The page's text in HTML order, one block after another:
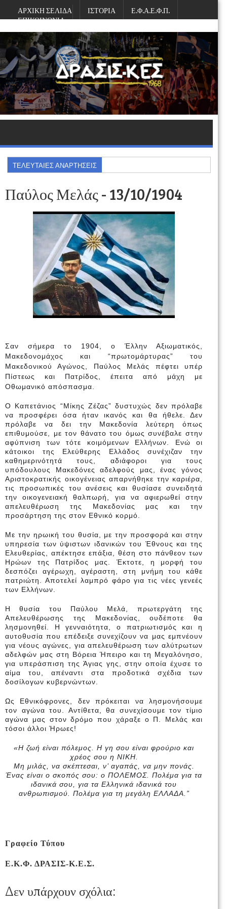
ΑΡΧΙΚΗ ΣΕΛΙΔΑ ΙΣΤΟΡΙΑ
Ε.Φ.Α.Ε.Φ.Π.
ΕΠΙΚΟΙΝΩΝΙΑ
Σάββατο, Αυγούστου 08, 2026
ΤΕΛΕΥΤΑΙΕΣ ΑΝΑΡΤΗΣΕΙΣ
Παύλος Μελάς - 13/10/1904
Σαν σήμερα το 1904, ο Έλλην Αξιωματικός,
Μακεδονομάχος και “πρωτομάρτυρας” του
Μακεδονικού Αγώνος, Παύλος Μελάς πέφτει υπέρ
Πίστεως και Πατρίδος, έπειτα από μάχη με
Οθωμανικό απόσπασμα.
Ο Καπετάνιος “Μίκης Ζέζας” δυστυχώς δεν πρόλαβε
να προσφέρει όσα ήταν ικανός και θα ήθελε. Δεν
πρόλαβε να δει την Μακεδονία λεύτερη όπως
επιθυμούσε, με τον θάνατο του όμως συνέβαλε στην
αφύπνιση των τότε κοιμόμενων Ελλήνων. Ενώ οι
κάτοικοι της Ελεύθερης Ελλάδος συνέχιζαν την
καθημερινότητά τους, αδιάφοροι για τους
υπόδουλους Μακεδόνες αδελφούς μας, ένας γόνος
Αριστοκρατικής οικογένειας απαρνήθηκε την καριέρα,
τις προσωπικές του ανέσεις και θυσίασε συνειδητά
την οικογενειακή θαλπωρή, για να αφιερωθεί στην
απελευθέρωση της Μακεδονίας μας και την
προσάρτηση της στον Εθνικό κορμό.
Με την ηρωική του θυσία, με την προσφορά και στην
υπηρεσία των ύψιστων ιδανικών του Έθνους και της
Ελευθερίας, απέκτησε επάξια, θέση στο πάνθεον των
Ηρώων της Πατρίδος μας. Έκτοτε, η μορφή του
δεσπόζει αγέρωχη, αγέραστη, στη μνήμη του κάθε
πατριώτη. Αποτελεί λαμπρό φάρο για τις νέες γενεές
των Ελλήνων.
Η θυσία του Παύλου Μελά, πρωτεργάτη της
Απελευθέρωσης της Μακεδονίας, ουδέποτε θα
λησμονηθεί. Η γενναιότητα, ο πατριωτισμός και η
αυτοθυσία που επέδειξε συνεχίζουν να μας εμπνέουν
για νέους αγώνες, για απελευθέρωση των αλύτρωτων
αδελφών μας στη Βόρεια Ήπειρο και τη Μεγαλόνησο,
για υπεράσπιση της Άγιας γης, στην οποία έχυσε το
αίμα του, απέναντι στα προδοτικά σχέδια των
δοσίλογων κυβερνώντων.
Ως Εθνικόφρονες, δεν πρόκειται να λησμονήσουμε
τον αγώνα του. Αντίθετα, θα συνεχίσουμε τον τίμιο
αγώνα μας στον δρόμο που χάραξε ο Π. Μελάς και
τόσοι άλλοι Ήρωες!
«Η ζωή είναι πόλεμος. Η γη σου είναι φρούριο και
χρέος σου η ΝΙΚΗ.
Μη μιλάς, να σκέπτεσαι, ν’ αγαπάς, να μην πονάς.
Ένας είναι ο σκοπός σου: ο ΠΟΛΕΜΟΣ. Πολέμα για τα
ιδανικά σου, για τα Ελληνικά ιδανικά του
ανθρωπισμού. Πολέμα για τη μεγάλη ΕΛΛΑΔΑ.”
Γραφείο Τύπου
Ε.Κ.Φ. ΔΡΑΣΙΣ-Κ.Ε.Σ.
Δεν υπάρχουν σχόλια: